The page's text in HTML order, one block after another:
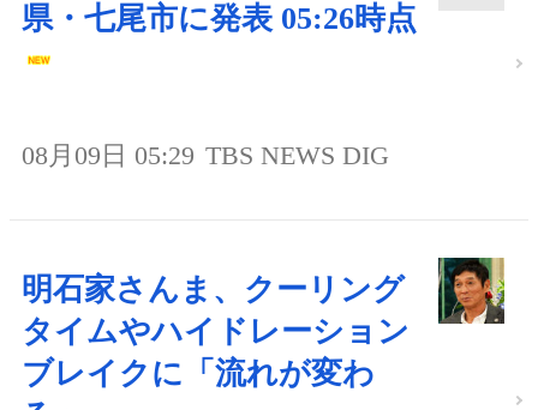
県・七尾市に発表 05:26時点
08月09日 05:29 TBS NEWS DIG
明石家さんま、クーリング
タイムやハイドレーション
ブレイクに「流れが変わ